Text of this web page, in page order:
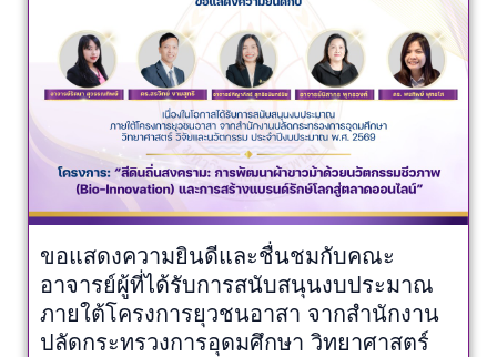
ขอแสดงความยินดีและชื่นชมกับคณะ
อาจารย์ผู้ที่ได้รับการสนับสนุนงบประมาณ
ภายใต้โครงการยุวชนอาสา จากสำนักงาน
ปลัดกระทรวงการอุดมศึกษา วิทยาศาสตร์